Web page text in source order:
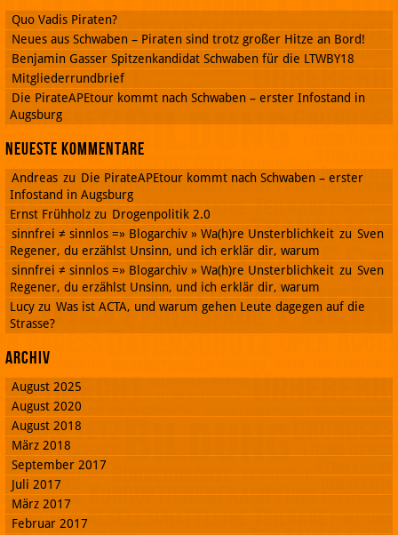
Quo Vadis Piraten?
Neues aus Schwaben – Piraten sind trotz großer Hitze an Bord!
Benjamin Gasser Spitzenkandidat Schwaben für die LTWBY18
Mitgliederrundbrief
Die PirateAPEtour kommt nach Schwaben – erster Infostand in
Augsburg
Neueste Kommentare
Andreas zu Die PirateAPEtour kommt nach Schwaben – erster
Infostand in Augsburg
Ernst Frühholz zu Drogenpolitik 2.0
sinnfrei ≠ sinnlos =» Blogarchiv » Wa(h)re Unsterblichkeit zu Sven
Regener, du erzählst Unsinn, und ich erklär dir, warum
sinnfrei ≠ sinnlos =» Blogarchiv » Wa(h)re Unsterblichkeit zu Sven
Regener, du erzählst Unsinn, und ich erklär dir, warum
Lucy zu Was ist ACTA, und warum gehen Leute dagegen auf die
Strasse?
Archiv
August 2025
August 2020
August 2018
März 2018
September 2017
Juli 2017
März 2017
Februar 2017